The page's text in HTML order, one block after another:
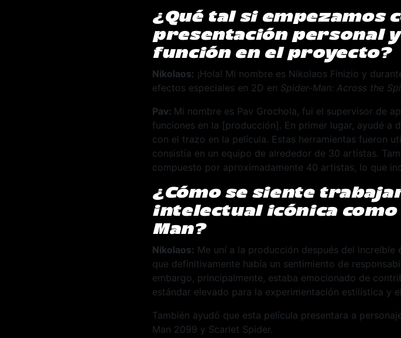
¿Qué tal si empezamos
presentación personal
función en el proyecto?
Nikolaos: ¡Hola! Mi nombre es Nikolaos Finizio y
efectos especiales en 2D en Spider-Man: Across the
Pav: Mi nombre es Pav Grochola, fui el supervisor de
funciones en la [producción]. En primer lugar, ayudé a
con el trazo en la película. Estas herramientas fueron
consistía en un equipo de alrededor de 30 artistas.
compuesto por aproximadamente 40 artistas, lo que
¿Cómo se siente
intelectual icónica
Man?
Nikolaos: Me uní a la producción después del increíble
que definitivamente había un sentimiento de
embargo, principalmente, estaba emocionado de
estándar elevado para la experimentación estilística y
También ayudó que esta película presentara a
Man 2099 y Scarlet Spider.